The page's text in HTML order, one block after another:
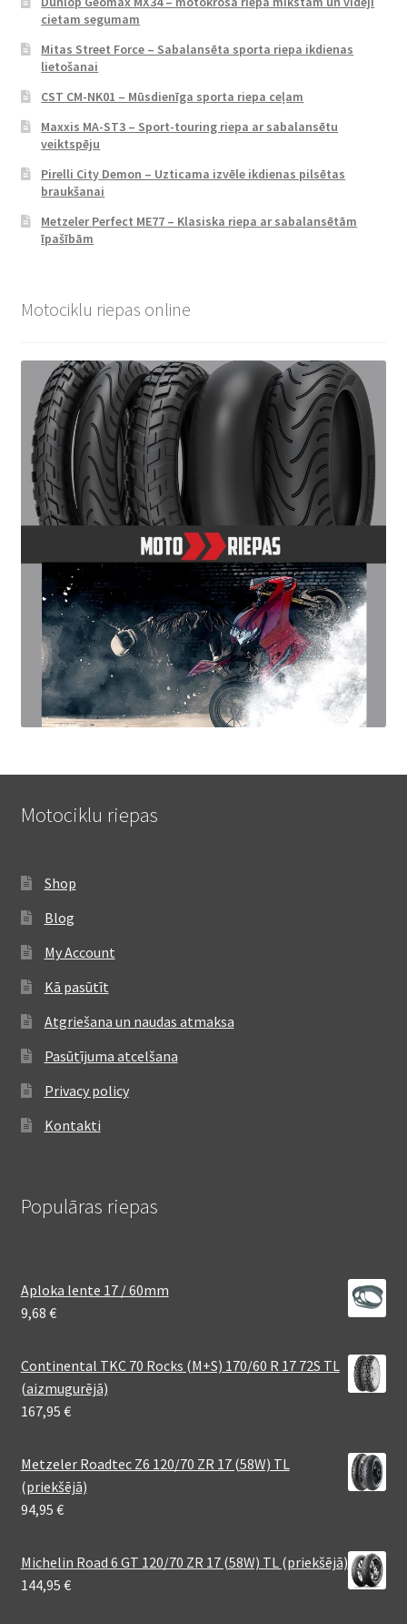
cietam segumam
Mitas Street Force – Sabalansēta sporta riepa ikdienas
lietošanai
CST CM-NK01 – Mūsdienīga sporta riepa ceļam
Maxxis MA-ST3 – Sport-touring riepa ar sabalansētu
veiktspēju
Pirelli City Demon – Uzticama izvēle ikdienas pilsētas
braukšanai
Metzeler Perfect ME77 – Klasiska riepa ar sabalansētām
īpašībām
Motociklu riepas online
Motociklu riepas
Shop
Blog
My Account
Kā pasūtīt
Atgriešana un naudas atmaksa
Pasūtījuma atcelšana
Privacy policy
Kontakti
Populāras riepas
Aploka lente 17 / 60mm
9,68 €
Continental TKC 70 Rocks (M+S) 170/60 R 17 72S TL
(aizmugurējā)
167,95 €
Metzeler Roadtec Z6 120/70 ZR 17 (58W) TL
(priekšējā)
94,95 €
Michelin Road 6 GT 120/70 ZR 17 (58W) TL (priekšējā)
144,95 €